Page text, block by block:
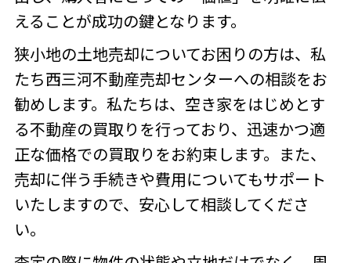
えることが成功の鍵となります。
狭小地の土地売却についてお困りの方は、私
たち西三河不動産売却センターへの相談をお
勧めします。私たちは、空き家をはじめとす
る不動産の買取りを行っており、迅速かつ適
正な価格での買取りをお約束します。また、
売却に伴う手続きや費用についてもサポート
いたしますので、安心して相談してくださ
い。